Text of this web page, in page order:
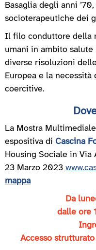
Basaglia degli anni
socioterapeutiche dei
Il filo conduttore della
umani in ambito
diverse risoluzioni
Europea e la
coercitive.
La Mostra
espositiva di Cascina
Housing Sociale in Via
23 Marzo 2023
mappa
Da
dalle ore
Accesso